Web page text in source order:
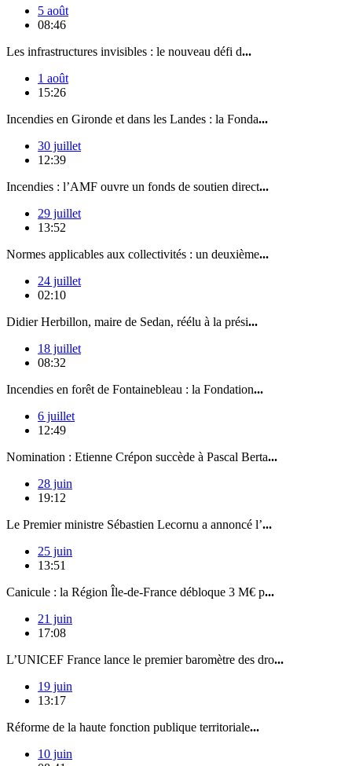
5 août
08:46
Les infrastructures invisibles : le nouveau défi d...
1 août
15:26
Incendies en Gironde et dans les Landes : la Fonda...
30 juillet
12:39
Incendies : l’AMF ouvre un fonds de soutien direct...
29 juillet
13:52
Normes applicables aux collectivités : un deuxième...
24 juillet
02:10
Didier Herbillon, maire de Sedan, réélu à la prési...
18 juillet
08:32
Incendies en forêt de Fontainebleau : la Fondation...
6 juillet
12:49
Nomination : Etienne Crépon succède à Pascal Berta...
28 juin
19:12
Le Premier ministre Sébastien Lecornu a annoncé l’...
25 juin
13:51
Canicule : la Région Île-de-France débloque 3 M€ p...
21 juin
17:08
L’UNICEF France lance le premier baromètre des dro...
19 juin
13:17
Réforme de la haute fonction publique territoriale...
10 juin